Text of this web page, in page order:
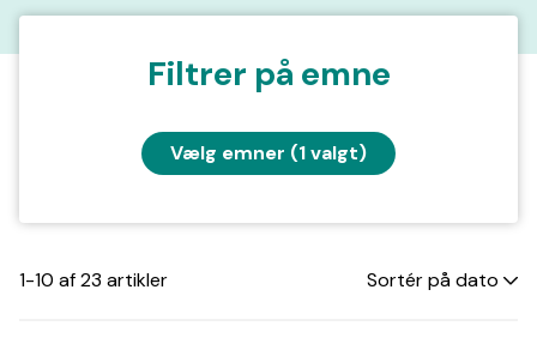
Filtrer på emne
Vælg emner (1valgt)
1-10 af 23 artikler